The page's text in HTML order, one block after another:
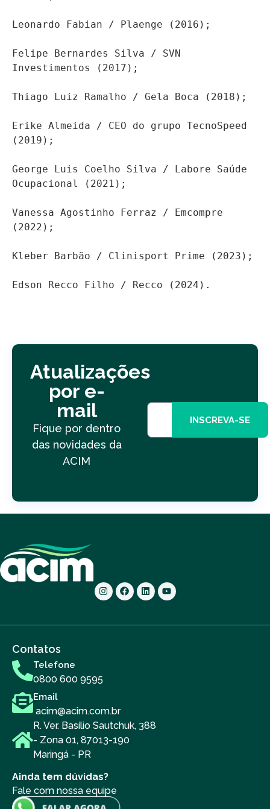
Leonardo Fabian / Plaenge (2016);
Felipe Bernardes Silva / SVN
Investimentos (2017);
Thiago Luiz Ramalho / Gela Boca (2018);
Erike Almeida / CEO do grupo TecnoSpeed
(2019);
George Luis Coelho Silva / Labore Saúde
Ocupacional (2021);
Vanessa Agostinho Ferraz / Emcompre
(2022);
Kleber Barbão / Clinisport Prime (2023);
Edson Recco Filho / Recco (2024).
Atualizações
por e-
mail
Fique por dentro
das novidades da
ACIM
INSCREVA-SE
Contatos
Telefone
0800 600 9595
Email
acim@acim.com.br
R. Ver. Basílio Sautchuk, 388
- Zona 01, 87013-190
Maringá - PR
Ainda tem dúvidas?
Fale com nossa equipe